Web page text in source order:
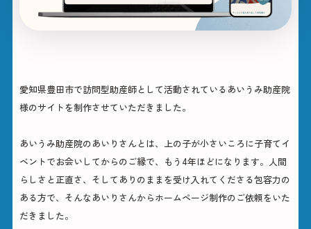
愛知県豊田市で訪問型助産師として活動されているあいうみ助産院
様のサイトを制作させていただきました。
あいうみ助産院のあいりさんとは、上の子が小さいころに子育てイ
ベントでお会いしてからのご縁で、もう4年ほどになります。人間
らしさと正直さ、そしてありのままを受け入れてくださる包容力の
ある方で、そんなあいりさんからホームページ制作のご依頼をいた
だきました。